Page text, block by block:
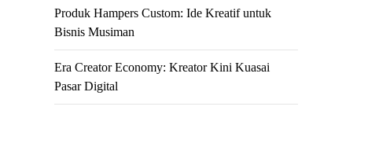
Produk Hampers Custom: Ide Kreatif untuk
Bisnis Musiman
Era Creator Economy: Kreator Kini Kuasai
Pasar Digital